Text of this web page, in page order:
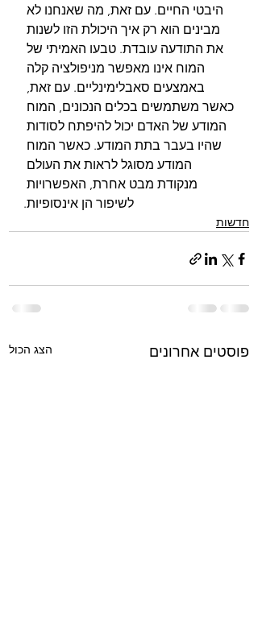
היבטי החיים. עם זאת, מה שאנחנו לא
מבינים הוא רק איך היכולת הזו לשנות
את התודעה עובדת. טבעו האמיתי של
המוח אינו מאפשר מניפולציה קלה
באמצעים סאבלימינליים. עם זאת,
כאשר משתמשים בכלים הנכונים, המוח
המודע של האדם יכול להיפתח לסודות
שהיו בעבר בתת המודע. כאשר המוח
המודע מסוגל לראות את העולם
מנקודת מבט אחרת, האפשרויות
לשיפור הן אינסופיות.
חדשות
פוסטים אחרונים הצג הכול